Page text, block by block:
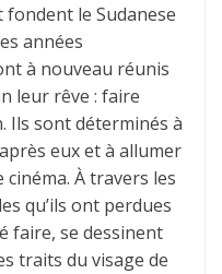
fondent le Sudanese
années
à nouveau réunis
leur rêve : faire
Ils sont déterminés à
eux et à allumer
cinéma. À travers les
qu’ils ont perdues
faire, se dessinent
traits du visage de